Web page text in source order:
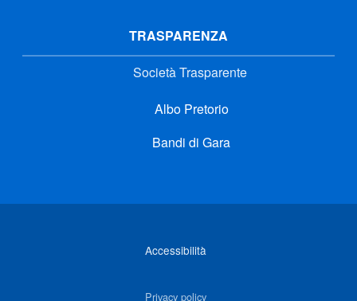
TRASPARENZA
Società Trasparente
Albo Pretorio
Bandi di Gara
Accessibilità
Privacy policy